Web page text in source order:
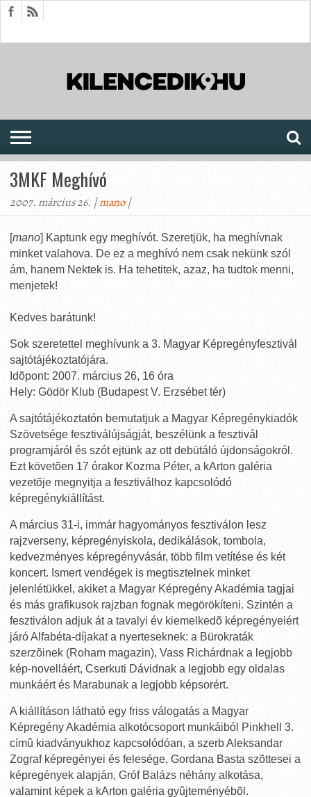
3MKF Meghívó
2007. március 26. |mano|
[mano] Kaptunk egy meghívót. Szeretjük, ha meghívnak
minket valahova. De ez a meghívó nem csak nekünk szól
ám, hanem Nektek is. Ha tehetitek, azaz, ha tudtok menni,
menjetek!
Kedves barátunk!
Sok szeretettel meghívunk a 3. Magyar Képregényfesztivál
sajtótájékoztatójára.
Idõpont: 2007. március 26, 16 óra
Hely: Gödör Klub (Budapest V. Erzsébet tér)
A sajtótájékoztatón bemutatjuk a Magyar Képregénykiadók
Szövetsége fesztiválújságját, beszélünk a fesztivál
programjáról és szót ejtünk az ott debütáló újdonságokról.
Ezt követõen 17 órakor Kozma Péter, a kArton galéria
vezetõje megnyitja a fesztiválhoz kapcsolódó
képregénykiállítást.
A március 31-i, immár hagyományos fesztiválon lesz
rajzverseny, képregényiskola, dedikálások, tombola,
kedvezményes képregényvásár, több film vetítése és két
koncert. Ismert vendégek is megtisztelnek minket
jelenlétükkel, akiket a Magyar Képregény Akadémia tagjai
és más grafikusok rajzban fognak megörökíteni. Szintén a
fesztiválon adjuk át a tavalyi év kiemelkedõ képregényeiért
járó Alfabéta-díjakat a nyerteseknek: a Bürokraták
szerzõinek (Roham magazin), Vass Richárdnak a legjobb
kép-novelláért, Cserkuti Dávidnak a legjobb egy oldalas
munkáért és Marabunak a legjobb képsorért.
A kiállításon látható egy friss válogatás a Magyar
Képregény Akadémia alkotócsoport munkáiból Pinkhell 3.
címû kiadványukhoz kapcsolódóan, a szerb Aleksandar
Zograf képregényei és felesége, Gordana Basta szõttesei a
képregények alapján, Gróf Balázs néhány alkotása,
valamint képek a kArton galéria gyûjteményébõl.